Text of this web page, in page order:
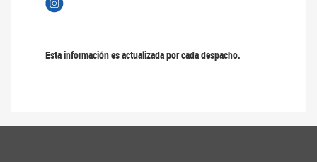
Esta información es actualizada por cada despacho.